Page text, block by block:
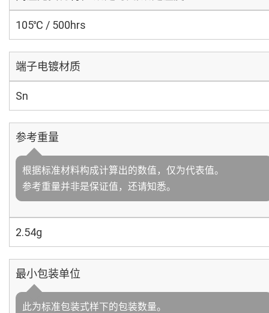
105℃ / 500hrs
端子电镀材质
Sn
参考重量
根据标准材料构成计算出的数值，仅为代表值。
参考重量并非是保证值，还请知悉。
2.54g
最小包装单位
此为标准包装式样下的包装数量。